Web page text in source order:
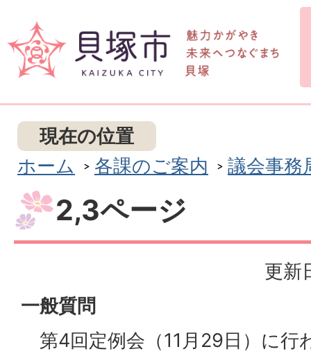
現在の位置
ホーム
各課のご案内 議会事務
2,3ページ
更新
一般質問
第4回定例会（11月29日）に行